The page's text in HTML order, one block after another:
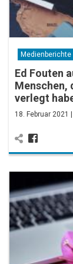
Medienberichte
Ed Fouten
Menschen,
verlegt
18. Februar 2021